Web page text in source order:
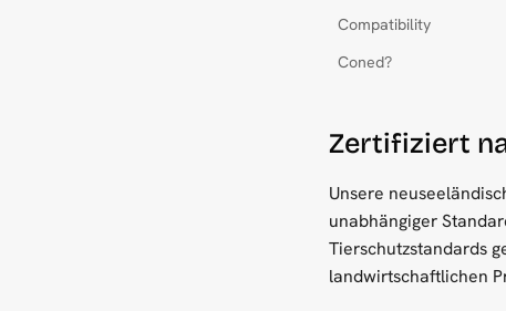
Compatibility
Coned?
Zertifiziert
Unsere
unabhängiger
Tierschutzstandards
landwirtschaftlichen